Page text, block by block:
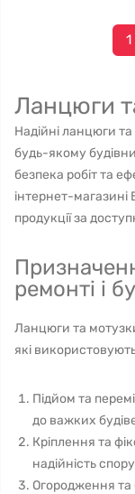
1
Ланцюги
Надійні ланцюги
будь-якому
безпека робіт та
інтернет-магазині
продукції за
ремонті і
Ланцюги та
які
Підйом та
до важких
Кріплення та
надійність
Огородження та